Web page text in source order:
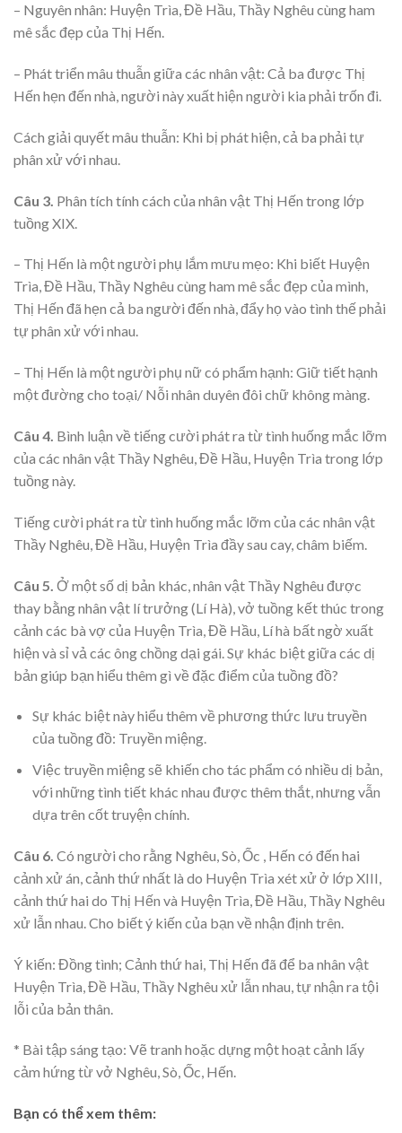
– Nguyên nhân: Huyện Trìa, Đề Hầu, Thầy Nghêu cùng ham
mê sắc đẹp của Thị Hến.
– Phát triển mâu thuẫn giữa các nhân vật: Cả ba được Thị
Hến hẹn đến nhà, người này xuất hiện người kia phải trốn đi.
Cách giải quyết mâu thuẫn: Khi bị phát hiện, cả ba phải tự
phân xử với nhau.
Câu 3. Phân tích tính cách của nhân vật Thị Hến trong lớp
tuồng XIX.
– Thị Hến là một người phụ lắm mưu mẹo: Khi biết Huyện
Trìa, Đề Hầu, Thầy Nghêu cùng ham mê sắc đẹp của mình,
Thị Hến đã hẹn cả ba người đến nhà, đẩy họ vào tình thế phải
tự phân xử với nhau.
– Thị Hến là một người phụ nữ có phẩm hạnh: Giữ tiết hạnh
một đường cho toại/ Nỗi nhân duyên đôi chữ không màng.
Câu 4. Bình luận về tiếng cười phát ra từ tình huống mắc lỡm
của các nhân vật Thầy Nghêu, Đề Hầu, Huyện Trìa trong lớp
tuồng này.
Tiếng cười phát ra từ tình huống mắc lỡm của các nhân vật
Thầy Nghêu, Đề Hầu, Huyện Trìa đầy sau cay, châm biếm.
Câu 5. Ở một số dị bản khác, nhân vật Thầy Nghêu được
thay bằng nhân vật lí trưởng (Lí Hà), vở tuồng kết thúc trong
cảnh các bà vợ của Huyện Trìa, Đề Hầu, Lí hà bất ngờ xuất
hiện và sỉ vả các ông chồng dại gái. Sự khác biệt giữa các dị
bản giúp bạn hiểu thêm gì về đặc điểm của tuồng đồ?
Sự khác biệt này hiểu thêm về phương thức lưu truyền
của tuồng đồ: Truyền miệng.
Việc truyền miệng sẽ khiến cho tác phẩm có nhiều dị bản,
với những tình tiết khác nhau được thêm thắt, nhưng vẫn
dựa trên cốt truyện chính.
Câu 6. Có người cho rằng Nghêu, Sò, Ốc , Hến có đến hai
cảnh xử án, cảnh thứ nhất là do Huyện Trìa xét xử ở lớp XIII,
cảnh thứ hai do Thị Hến và Huyện Trìa, Đề Hầu, Thầy Nghêu
xử lẫn nhau. Cho biết ý kiến của bạn về nhận định trên.
Ý kiến: Đồng tình; Cảnh thứ hai, Thị Hến đã để ba nhân vật
Huyện Trìa, Đề Hầu, Thầy Nghêu xử lẫn nhau, tự nhận ra tội
lỗi của bản thân.
* Bài tập sáng tạo: Vẽ tranh hoặc dựng một hoạt cảnh lấy
cảm hứng từ vở Nghêu, Sò, Ốc, Hến.
Bạn có thể xem thêm: